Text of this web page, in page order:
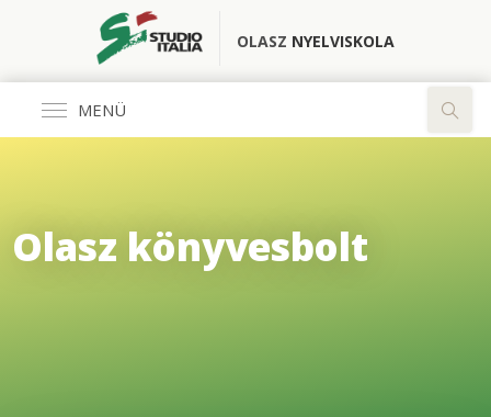
OLASZ NYELVISKOLA
MENÜ
Olasz könyvesbolt